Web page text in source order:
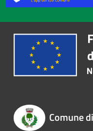
Comune